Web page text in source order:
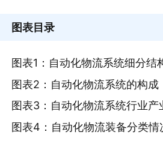
图表目录
图表1：自动化物流系统细分结
图表2：自动化物流系统的构成
图表3：自动化物流系统行业产
图表4：自动化物流装备分类情